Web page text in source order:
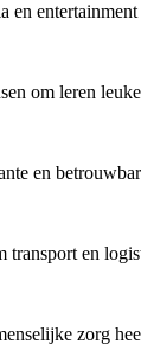
en
om leren
en
en
zorg